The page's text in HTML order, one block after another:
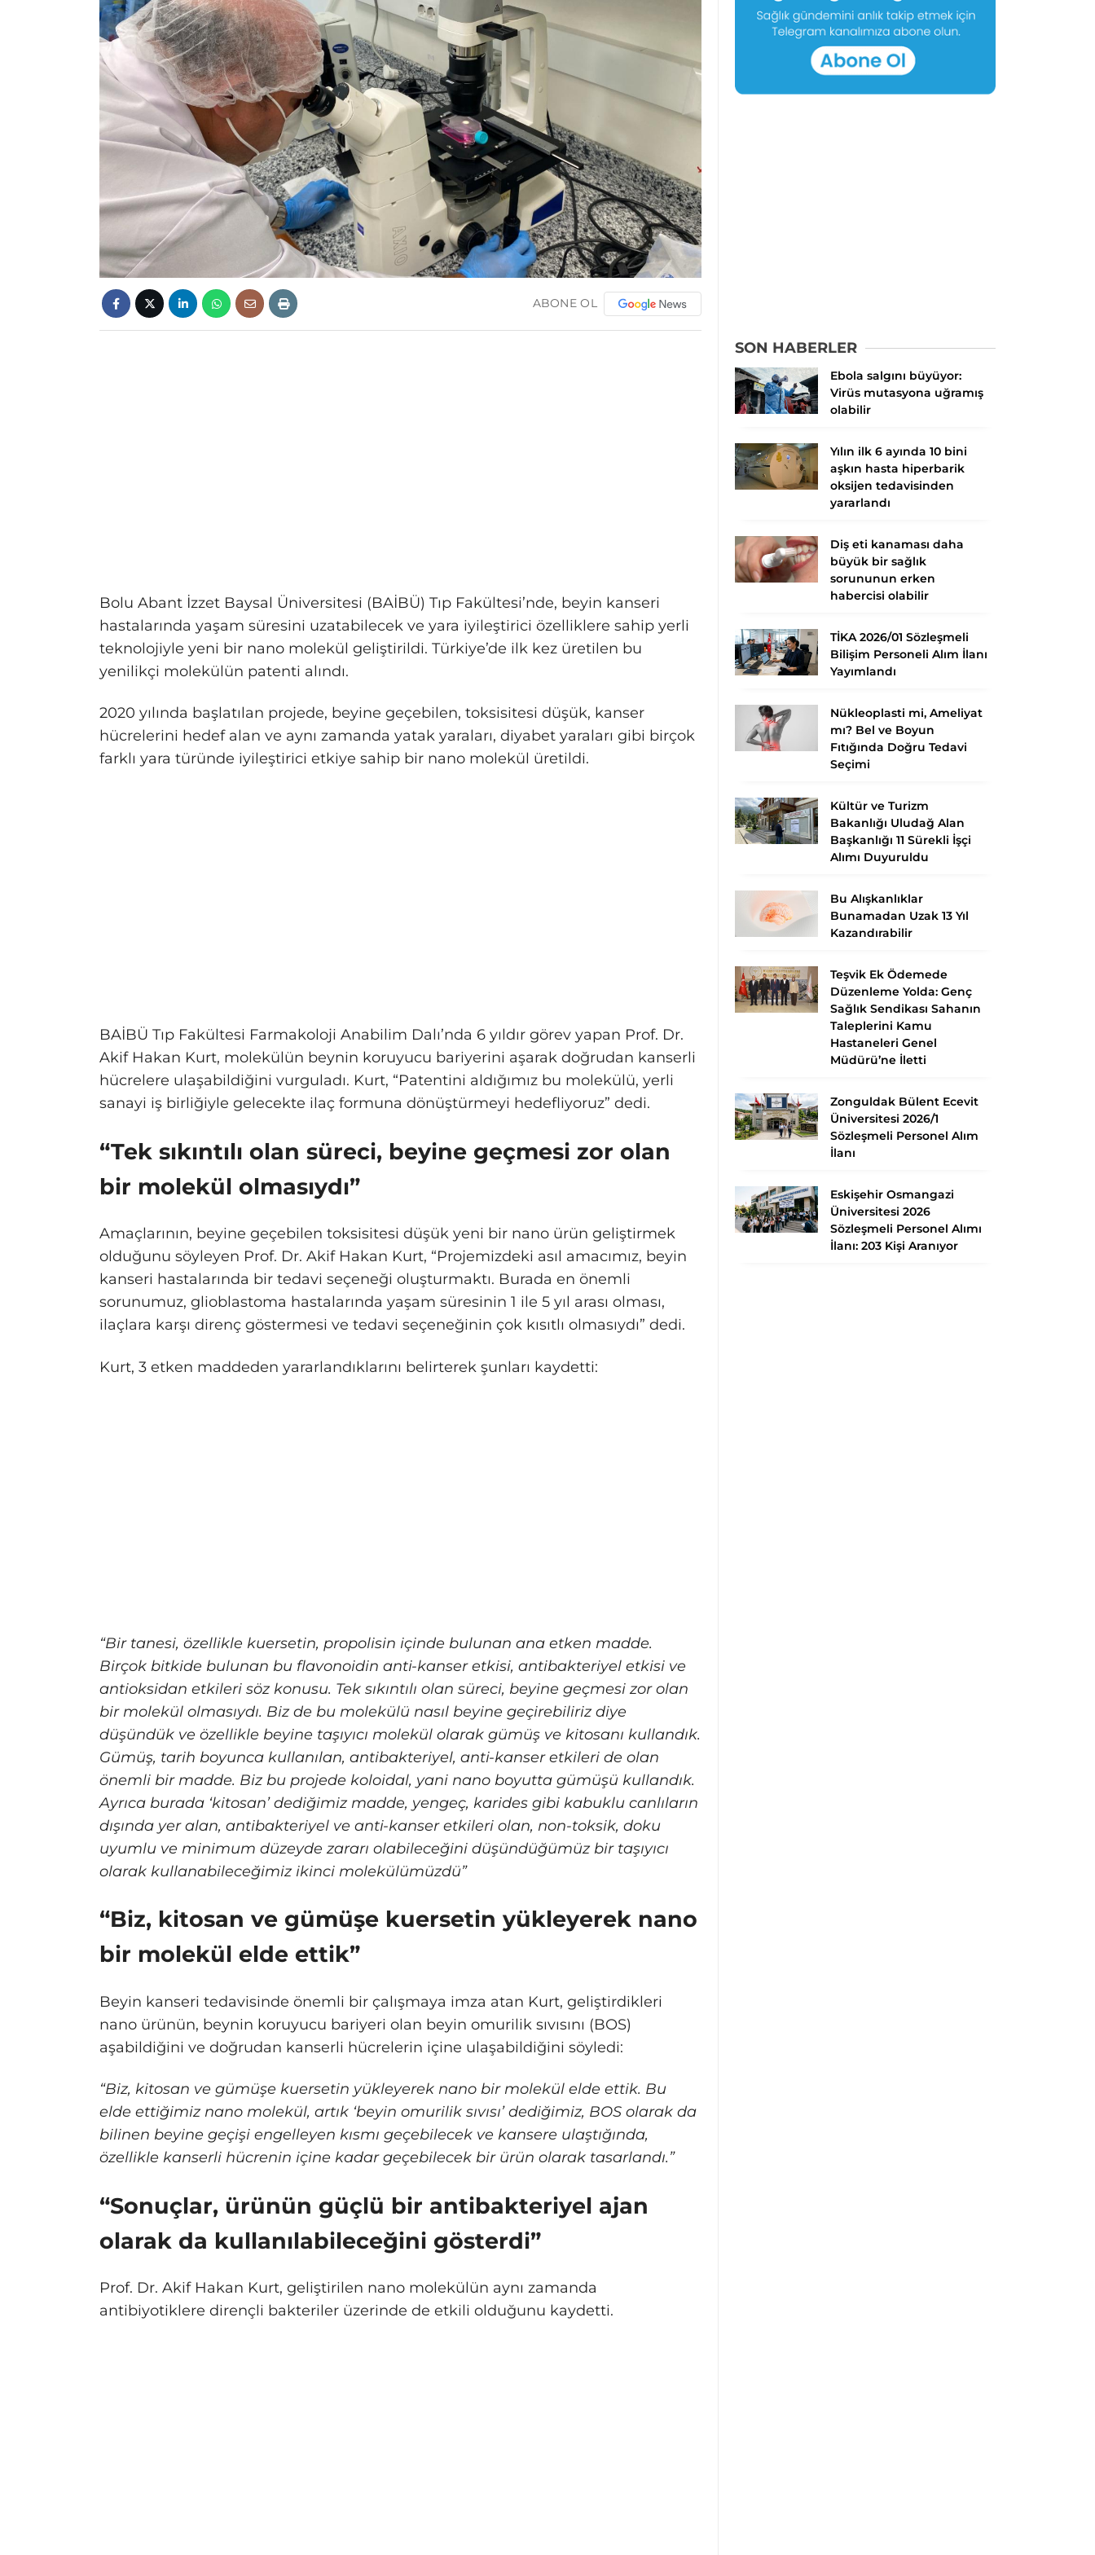
ABONE OL
Bolu Abant İzzet Baysal Üniversitesi (BAİBÜ) Tıp Fakültesi’nde, beyin kanseri
hastalarında yaşam süresini uzatabilecek ve yara iyileştirici özelliklere sahip yerli
teknolojiyle yeni bir nano molekül geliştirildi. Türkiye’de ilk kez üretilen bu
yenilikçi molekülün patenti alındı.
2020 yılında başlatılan projede, beyine geçebilen, toksisitesi düşük, kanser
hücrelerini hedef alan ve aynı zamanda yatak yaraları, diyabet yaraları gibi birçok
farklı yara türünde iyileştirici etkiye sahip bir nano molekül üretildi.
BAİBÜ Tıp Fakültesi Farmakoloji Anabilim Dalı’nda 6 yıldır görev yapan Prof. Dr.
Akif Hakan Kurt, molekülün beynin koruyucu bariyerini aşarak doğrudan kanserli
hücrelere ulaşabildiğini vurguladı. Kurt, “Patentini aldığımız bu molekülü, yerli
sanayi iş birliğiyle gelecekte ilaç formuna dönüştürmeyi hedefliyoruz” dedi.
“Tek sıkıntılı olan süreci, beyine geçmesi zor olan
bir molekül olmasıydı”
Amaçlarının, beyine geçebilen toksisitesi düşük yeni bir nano ürün geliştirmek
olduğunu söyleyen Prof. Dr. Akif Hakan Kurt, “Projemizdeki asıl amacımız, beyin
kanseri hastalarında bir tedavi seçeneği oluşturmaktı. Burada en önemli
sorunumuz, glioblastoma hastalarında yaşam süresinin 1 ile 5 yıl arası olması,
ilaçlara karşı direnç göstermesi ve tedavi seçeneğinin çok kısıtlı olmasıydı” dedi.
Kurt, 3 etken maddeden yararlandıklarını belirterek şunları kaydetti:
“Bir tanesi, özellikle kuersetin, propolisin içinde bulunan ana etken madde.
Birçok bitkide bulunan bu flavonoidin anti-kanser etkisi, antibakteriyel etkisi ve
antioksidan etkileri söz konusu. Tek sıkıntılı olan süreci, beyine geçmesi zor olan
bir molekül olmasıydı. Biz de bu molekülü nasıl beyine geçirebiliriz diye
düşündük ve özellikle beyine taşıyıcı molekül olarak gümüş ve kitosanı kullandık.
Gümüş, tarih boyunca kullanılan, antibakteriyel, anti-kanser etkileri de olan
önemli bir madde. Biz bu projede koloidal, yani nano boyutta gümüşü kullandık.
Ayrıca burada ‘kitosan’ dediğimiz madde, yengeç, karides gibi kabuklu canlıların
dışında yer alan, antibakteriyel ve anti-kanser etkileri olan, non-toksik, doku
uyumlu ve minimum düzeyde zararı olabileceğini düşündüğümüz bir taşıyıcı
olarak kullanabileceğimiz ikinci molekülümüzdü”
“Biz, kitosan ve gümüşe kuersetin yükleyerek nano
bir molekül elde ettik”
Beyin kanseri tedavisinde önemli bir çalışmaya imza atan Kurt, geliştirdikleri
nano ürünün, beynin koruyucu bariyeri olan beyin omurilik sıvısını (BOS)
aşabildiğini ve doğrudan kanserli hücrelerin içine ulaşabildiğini söyledi:
“Biz, kitosan ve gümüşe kuersetin yükleyerek nano bir molekül elde ettik. Bu
elde ettiğimiz nano molekül, artık ‘beyin omurilik sıvısı’ dediğimiz, BOS olarak da
bilinen beyine geçişi engelleyen kısmı geçebilecek ve kansere ulaştığında,
özellikle kanserli hücrenin içine kadar geçebilecek bir ürün olarak tasarlandı.”
“Sonuçlar, ürünün güçlü bir antibakteriyel ajan
olarak da kullanılabileceğini gösterdi”
Prof. Dr. Akif Hakan Kurt, geliştirilen nano molekülün aynı zamanda
antibiyotiklere dirençli bakteriler üzerinde de etkili olduğunu kaydetti.
SON HABERLER
Ebola salgını büyüyor:
Virüs mutasyona uğramış
olabilir
Yılın ilk 6 ayında 10 bini
aşkın hasta hiperbarik
oksijen tedavisinden
yararlandı
Diş eti kanaması daha
büyük bir sağlık
sorununun erken
habercisi olabilir
TİKA 2026/01 Sözleşmeli
Bilişim Personeli Alım İlanı
Yayımlandı
Nükleoplasti mi, Ameliyat
mı? Bel ve Boyun
Fıtığında Doğru Tedavi
Seçimi
Kültür ve Turizm
Bakanlığı Uludağ Alan
Başkanlığı 11 Sürekli İşçi
Alımı Duyuruldu
Bu Alışkanlıklar
Bunamadan Uzak 13 Yıl
Kazandırabilir
Teşvik Ek Ödemede
Düzenleme Yolda: Genç
Sağlık Sendikası Sahanın
Taleplerini Kamu
Hastaneleri Genel
Müdürü’ne İletti
Zonguldak Bülent Ecevit
Üniversitesi 2026/1
Sözleşmeli Personel Alım
İlanı
Eskişehir Osmangazi
Üniversitesi 2026
Sözleşmeli Personel Alımı
İlanı: 203 Kişi Aranıyor